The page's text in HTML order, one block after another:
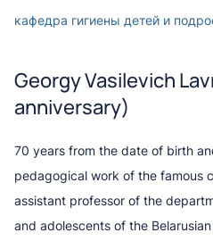
кафедра гигиены детей и
Georgy Vasilevich
anniversary)
70 years from the date of birth
pedagogical work of the famous
assistant professor of the
and adolescents of the